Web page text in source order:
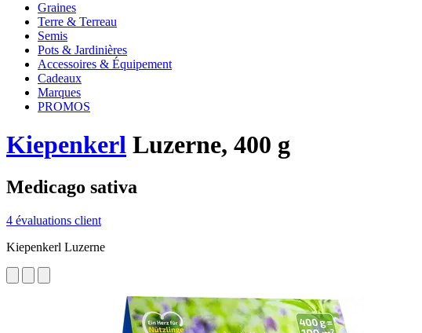
Graines
Terre & Terreau
Semis
Pots & Jardinières
Accessoires & Équipement
Cadeaux
Marques
PROMOS
Kiepenkerl Luzerne, 400 g
Medicago sativa
4 évaluations client
Kiepenkerl Luzerne